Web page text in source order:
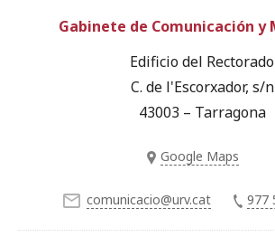
Gabinete de Comunicación y
Edificio del Rectorado
C. de l'Escorxador, s/n
43003 – Tarragona
Google Maps
comunicacio@urv.cat 977